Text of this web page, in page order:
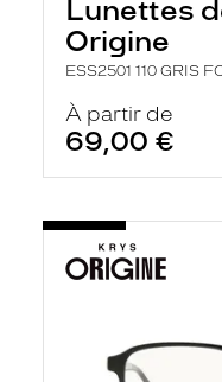
Lunettes
Origine
ESS2501 110 GRIS
À partir de
69,00 €